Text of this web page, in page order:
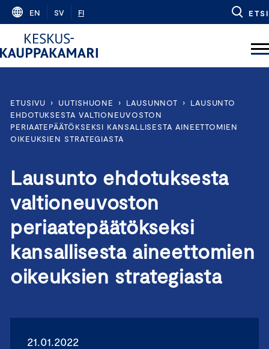
Skip
content
EN SV FI ETSI
ETUSIVU › UUTISHUONE › LAUSUNNOT ›
LAUSUNTO
EHDOTUKSESTA VALTIONEUVOSTON
PERIAATEPÄÄTÖKSEKSI KANSALLISESTA AINEETTOMIEN
OIKEUKSIEN STRATEGIASTA
Lausunto ehdotuksesta
valtioneuvoston
periaatepäätökseksi
kansallisesta aineettomien
oikeuksien strategiasta
21.01.2022